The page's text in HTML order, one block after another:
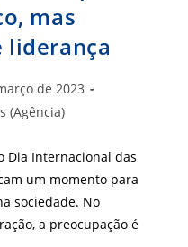
mas
liderança
de 2023
(Agência)
Dia Internacional das
um momento para
sociedade. No
a preocupação é